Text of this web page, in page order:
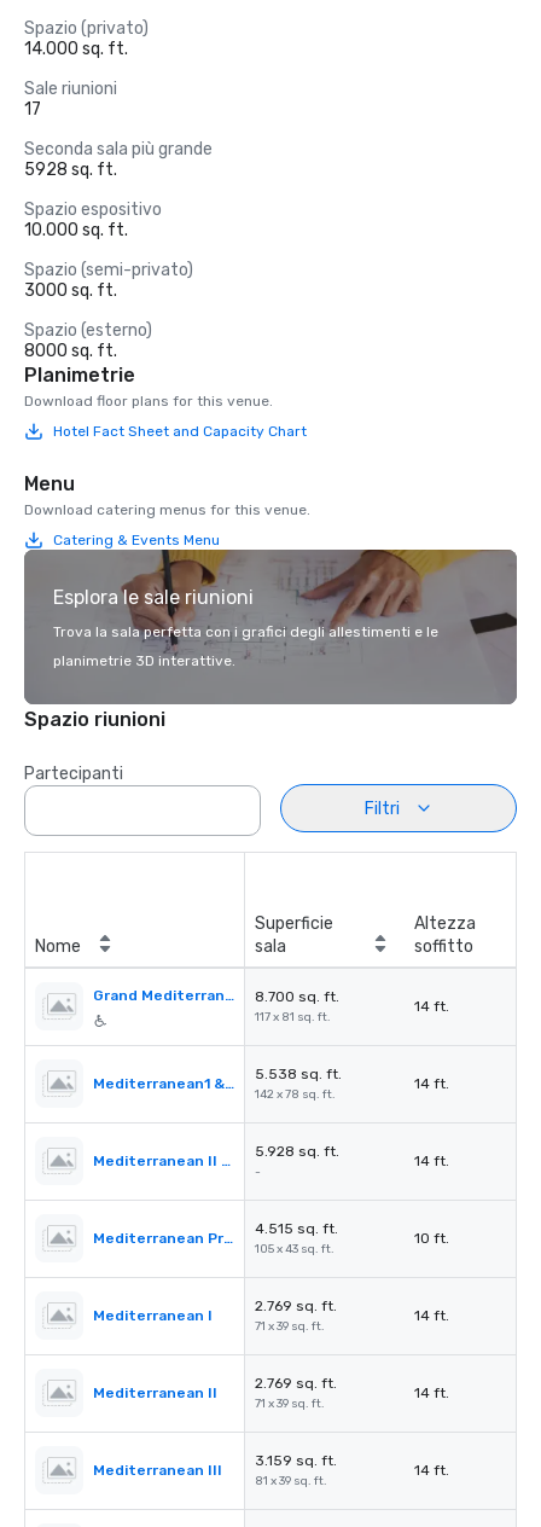
Spazio (privato)
14.000 sq. ft.
Sale riunioni
17
Seconda sala più grande
5928 sq. ft.
Spazio espositivo
10.000 sq. ft.
Spazio (semi-privato)
3000 sq. ft.
Spazio (esterno)
8000 sq. ft.
Planimetrie
Download floor plans for this venue.
Hotel Fact Sheet and Capacity Chart
Menu
Download catering menus for this venue.
Catering & Events Menu
Esplora le sale riunioni
Trova la sala perfetta con i grafici degli allestimenti e le
planimetrie 3D interattive.
Spazio riunioni
Partecipanti
Filtri
Nome
Superficie
sala
Altezza
soffitto
Grand Mediterranean Ballroom 8.700 sq. ft.
117 x 81 sq. ft.
14 ft.
Mediterranean1 & 2
5.538 sq. ft.
142 x 78 sq. ft.
14 ft.
Mediterranean II & III
5.928 sq. ft.
-
14 ft.
Mediterranean PreFunction
4.515 sq. ft.
105 x 43 sq. ft.
10 ft.
Mediterranean I
2.769 sq. ft.
71 x 39 sq. ft.
14 ft.
Mediterranean II
2.769 sq. ft.
71 x 39 sq. ft.
14 ft.
Mediterranean III
3.159 sq. ft.
81 x 39 sq. ft.
14 ft.